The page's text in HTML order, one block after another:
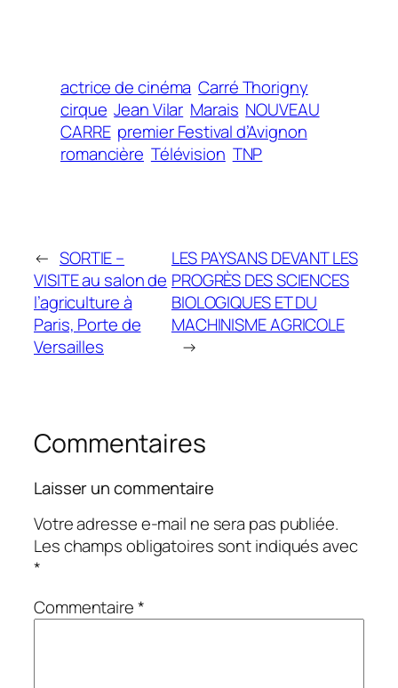
actrice de cinéma Carré Thorigny
cirque Jean Vilar Marais NOUVEAU
CARRE premier Festival d’Avignon
romancière Télévision TNP
← SORTIE –
VISITE au salon de
l’agriculture à
Paris, Porte de
Versailles
LES PAYSANS DEVANT LES
PROGRÈS DES SCIENCES
BIOLOGIQUES ET DU
MACHINISME AGRICOLE
→
Commentaires
Laisser un commentaire
Votre adresse e-mail ne sera pas publiée.
Les champs obligatoires sont indiqués avec
*
Commentaire*